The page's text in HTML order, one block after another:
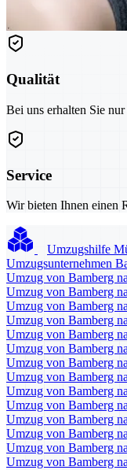
Qualität
Bei uns erhalten Sie
Service
Wir bieten Ihnen einen
Umzugshilfe
Umzugsunternehmen
Umzug von Bamberg
Umzug von Bamberg
Umzug von Bamberg
Umzug von Bamberg
Umzug von Bamberg
Umzug von Bamberg
Umzug von Bamberg
Umzug von Bamberg
Umzug von Bamberg
Umzug von Bamberg
Umzug von Bamberg
Umzug von Bamberg
Umzug von Bamberg
Umzug von Bamberg